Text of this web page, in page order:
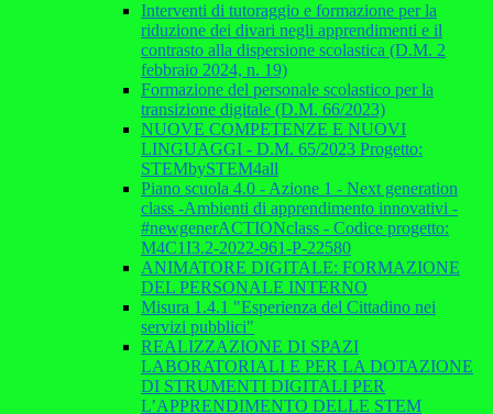
Interventi di tutoraggio e formazione per la
riduzione dei divari negli apprendimenti e il
contrasto alla dispersione scolastica (D.M. 2
febbraio 2024, n. 19)
Formazione del personale scolastico per la
transizione digitale (D.M. 66/2023)
NUOVE COMPETENZE E NUOVI
LINGUAGGI - D.M. 65/2023 Progetto:
STEMbySTEM4all
Piano scuola 4.0 - Azione 1 - Next generation
class -Ambienti di apprendimento innovativi -
#newgenerACTIONclass - Codice progetto:
M4C1I3.2-2022-961-P-22580
ANIMATORE DIGITALE: FORMAZIONE
DEL PERSONALE INTERNO
Misura 1.4.1 "Esperienza del Cittadino nei
servizi pubblici"
REALIZZAZIONE DI SPAZI
LABORATORIALI E PER LA DOTAZIONE
DI STRUMENTI DIGITALI PER
L’APPRENDIMENTO DELLE STEM